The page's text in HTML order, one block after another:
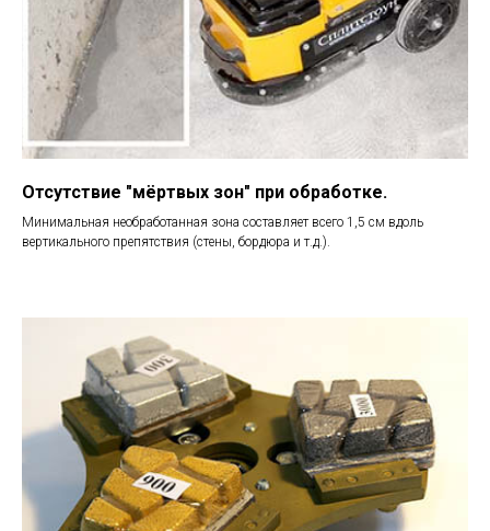
Отсутствие "мёртвых зон" при обработке.
Минимальная необработанная зона составляет всего 1,5 см вдоль
вертикального препятствия (стены, бордюра и т.д.).